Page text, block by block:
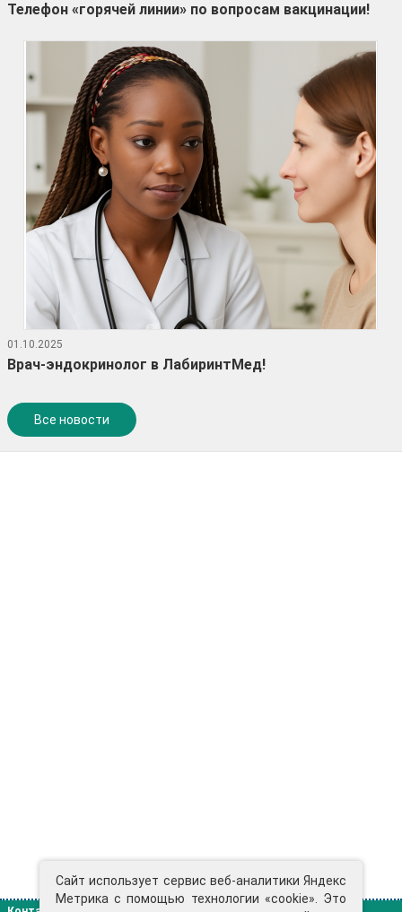
Телефон «горячей линии» по вопросам вакцинации!
01.10.2025
Врач-эндокринолог в ЛабиринтМед!
Все новости
Сайт использует сервис веб-аналитики Яндекс
Метрика с помощью технологии «cookie». Это